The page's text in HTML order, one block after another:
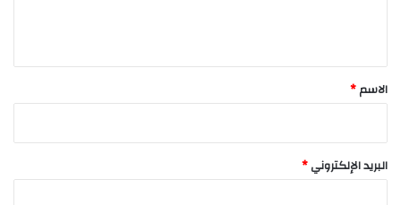
*
الاسم*
البريد الإلكتروني*